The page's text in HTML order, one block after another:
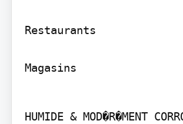
Restaurants
Magasins
HUMIDE & MOD�R�MENT